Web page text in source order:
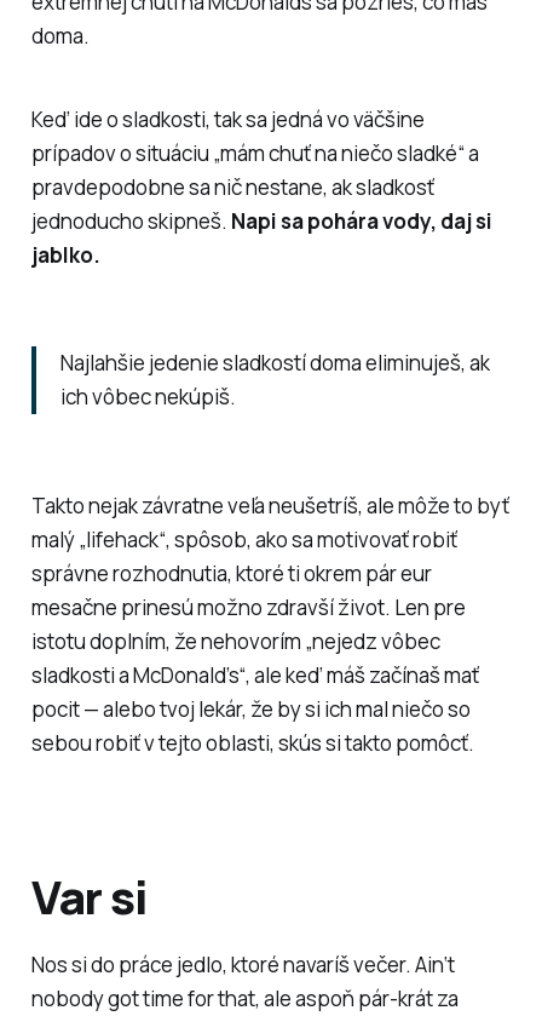
doma.
Keď ide o sladkosti, tak sa jedná vo väčšine
prípadov o situáciu „mám chuť na niečo sladké“ a
pravdepodobne sa nič nestane, ak sladkosť
jednoducho skipneš. Napi sa pohára vody, daj si
jablko.
Najlahšie jedenie sladkostí doma eliminuješ, ak
ich vôbec nekúpiš.
Takto nejak závratne veľa neušetríš, ale môže to byť
malý „lifehack“, spôsob, ako sa motivovať robiť
správne rozhodnutia, ktoré ti okrem pár eur
mesačne prinesú možno zdravší život. Len pre
istotu doplním, že nehovorím „nejedz vôbec
sladkosti a McDonald’s“, ale keď máš začínaš mať
pocit — alebo tvoj lekár, že by si ich mal niečo so
sebou robiť v tejto oblasti, skús si takto pomôcť.
Var si
Nos si do práce jedlo, ktoré navaríš večer. Ain‘t
nobody got time for that, ale aspoň pár-krát za